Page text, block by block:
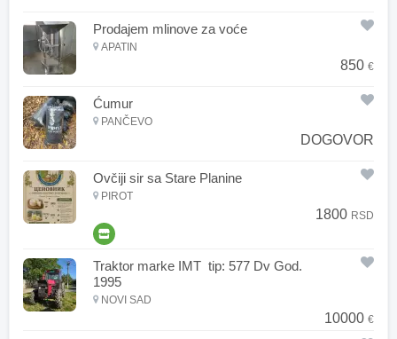
Prodajem mlinove za voće
APATIN
850 €
Ćumur
PANČEVO
DOGOVOR
Ovčiji sir sa Stare Planine
PIROT
1800 RSD
Traktor marke IMT tip: 577 Dv God.
1995
NOVI SAD
10000 €